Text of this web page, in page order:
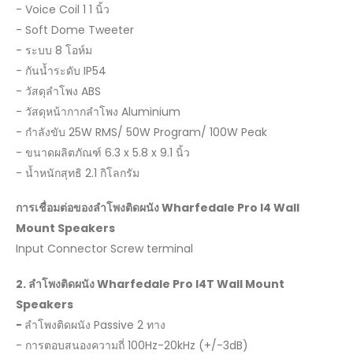
- Voice Coil 1 1 นิ้ว
- Soft Dome Tweeter
- ระบบ 8 โอห์ม
- กันน้ำระดับ IP54
- วัสดุลำโพง ABS
- วัสดุหน้ากากลำโพง Aluminium
- กำลังขับ 25W RMS/ 50W Program/ 100W Peak
- ขนาดผลิตภัณฑ์ 6.3 x 5.8 x 9.1 นิ้ว
- น้ำหนักสุทธิ 2.1 กิโลกรัม
การเชื่อมต่อของลำโพงติดผนังWharfedale Pro I4 Wall
Mount Speakers
Input Connector Screw terminal
2. ลำโพงติดผนังWharfedale Pro I4T Wall Mount
Speakers
- ลำโพงติดผนัง Passive 2 ทาง
- การตอบสนองความถี่ 100Hz-20kHz (+/-3dB)